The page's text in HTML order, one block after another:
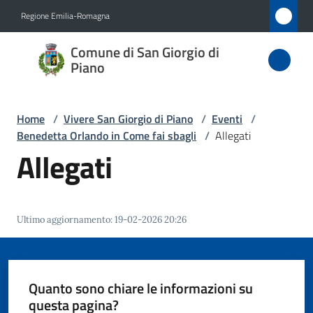
Regione Emilia-Romagna
Comune di San Giorgio di
Piano
Comune
di San
di Piano
Amministrazione
Vivere
San
Home / Vivere San Giorgio di Piano / Eventi /
Benedetta Orlando in Come fai sbagli / Allegati
Allegati
Ultimo aggiornamento:19-02-2026 20:26
Quanto sono chiare le informazioni su
questa pagina?